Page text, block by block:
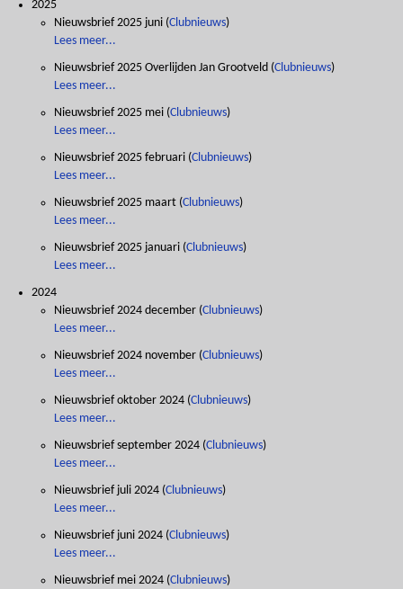
2025
Nieuwsbrief 2025 juni (Clubnieuws)
Lees meer...
Nieuwsbrief 2025 Overlijden Jan Grootveld (Clubnieuws)
Lees meer...
Nieuwsbrief 2025 mei (Clubnieuws)
Lees meer...
Nieuwsbrief 2025 februari (Clubnieuws)
Lees meer...
Nieuwsbrief 2025 maart (Clubnieuws)
Lees meer...
Nieuwsbrief 2025 januari (Clubnieuws)
Lees meer...
2024
Nieuwsbrief 2024 december (Clubnieuws)
Lees meer...
Nieuwsbrief 2024 november (Clubnieuws)
Lees meer...
Nieuwsbrief oktober 2024 (Clubnieuws)
Lees meer...
Nieuwsbrief september 2024 (Clubnieuws)
Lees meer...
Nieuwsbrief juli 2024 (Clubnieuws)
Lees meer...
Nieuwsbrief juni 2024 (Clubnieuws)
Lees meer...
Nieuwsbrief mei 2024 (Clubnieuws)